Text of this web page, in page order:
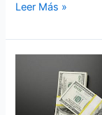
Leer Más »